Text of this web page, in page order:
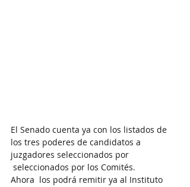
El Senado cuenta ya con los listados de
los tres poderes de candidatos a
juzgadores seleccionados por
seleccionados por los Comités.
Ahora  los podrá remitir ya al Instituto